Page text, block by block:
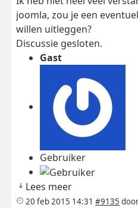
joomla, zou je een
willen uitleggen?
Discussie gesloten.
Gast
Gebruiker
Lees meer
20 feb 2015 14:31 #9135